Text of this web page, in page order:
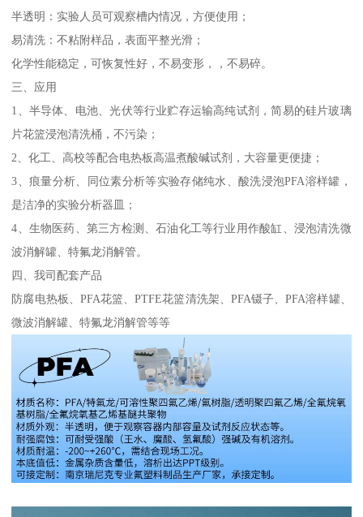
半透明：实验人员可观察槽内情况，方便使用；
易清洗：不粘附样品，表面平整光滑；
化学性能稳定，可恢复性好，不易变形，，不易碎。
三、应用
1、半导体、电池、光伏等行业贮存运输高纯试剂，简易的硅片玻璃
片花篮浸泡清洗桶，不污染；
2、化工、高校等配合电热板高温煮酸碱试剂，大容量更便捷；
3、痕量分析、同位素分析等实验存储纯水、酸洗浸泡PFA溶样罐，
是洁净的实验分析器皿；
4、生物医药、第三方检测、石油化工等行业用作酸缸、浸泡清洗微
波消解罐、特氟龙消解管。
四、我司配套产品
防腐电热板、PFA花篮、PTFE花篮清洗架、PFA镊子、PFA溶样罐、
微波消解罐、特氟龙消解管等等